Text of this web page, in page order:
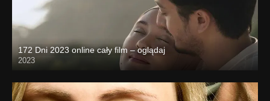
172 Dni 2023 online cały film – oglądaj
2023